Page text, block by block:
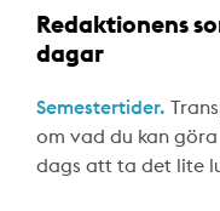
Redaktionens
dagar
Semestertider.
om vad du kan
dags att ta det lite